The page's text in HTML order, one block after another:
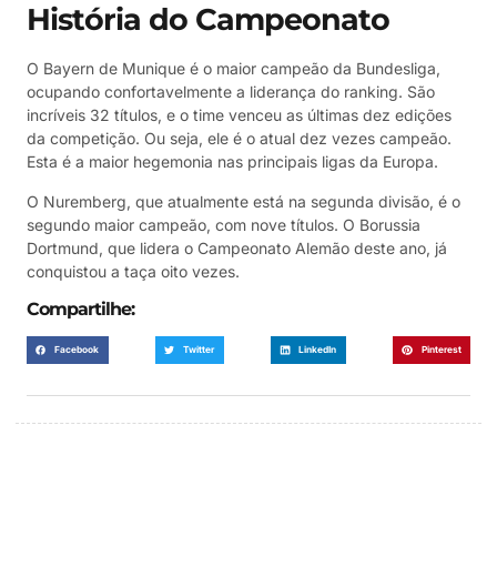
História do Campeonato
O Bayern de Munique é o maior campeão da Bundesliga,
ocupando confortavelmente a liderança do ranking. São
incríveis 32 títulos, e o time venceu as últimas dez edições
da competição. Ou seja, ele é o atual dez vezes campeão.
Esta é a maior hegemonia nas principais ligas da Europa.
O Nuremberg, que atualmente está na segunda divisão, é o
segundo maior campeão, com nove títulos. O Borussia
Dortmund, que lidera o Campeonato Alemão deste ano, já
conquistou a taça oito vezes.
Compartilhe:
Facebook Twitter LinkedIn Pinterest